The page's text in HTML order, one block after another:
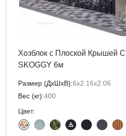
Хозблок с Плоской Крышей
SKOGGY 6м
Размер (ДxШxВ):6х2.16х2.06
Вес (кг):400
Цвет: